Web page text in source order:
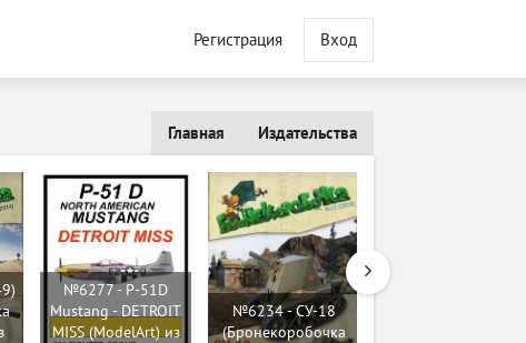
Регистрация Вход
Издательства
Главная
№6277 - P-51D
Mustang - DETROIT
MISS (ModelArt) из
№6234 - СУ-18
(Бронекоробочка